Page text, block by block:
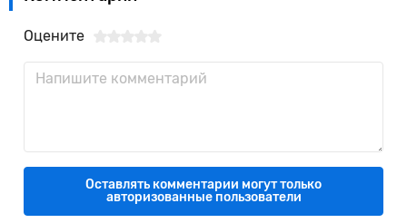
Оцените
Оставлять комментарии могут только
авторизованные пользователи